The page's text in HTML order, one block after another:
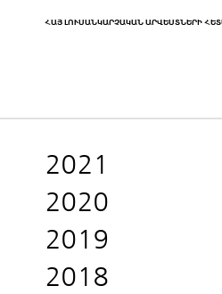
ՀԱՅ ԼՈՒՍԱՆԿԱՐՉԱԿԱՆ ԱՐՎԵՍՏՆԵՐԻ
2021
2020
2019
2018